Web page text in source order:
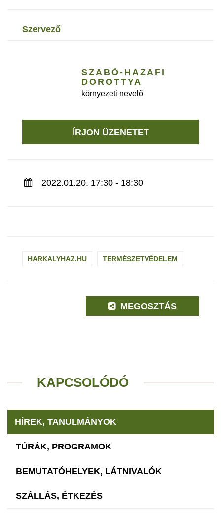
szervező
SZABÓ-HAZAFI
DOROTTYA
környezeti nevelő
ÍRJON ÜZENETET
2022.01.20. 17:30 - 18:30
HARKALYHAZ.HU TERMÉSZETVÉDELEM
MEGOSZTÁS
KAPCSOLÓDÓ
HÍREK, TANULMÁNYOK
TÚRÁK, PROGRAMOK
BEMUTATÓHELYEK, LÁTNIVALÓK
SZÁLLÁS, ÉTKEZÉS